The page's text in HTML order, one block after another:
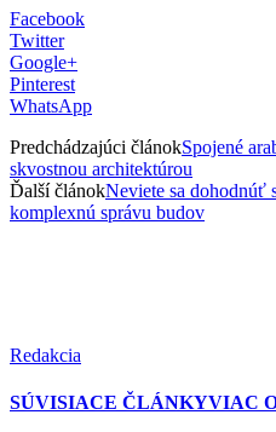
Facebook
Twitter
Google+
Pinterest
WhatsApp
Predchádzajúci článokSpojené
skvostnou architektúrou
Ďalší článokNeviete sa dohodnúť
komplexnú správu budov
Redakcia
SÚVISIACE ČLÁNKYVIAC